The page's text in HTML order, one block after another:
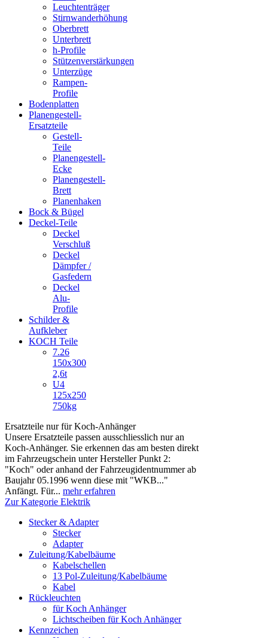
Leuchtenträger
Stirnwanderhöhung
Oberbrett
Unterbrett
h-Profile
Stützenverstärkungen
Unterzüge
Rampen-
Profile
Bodenplatten
Planengestell-
Ersatzteile
Gestell-
Teile
Planengestell-
Ecke
Planengestell-
Brett
Planenhaken
Bock & Bügel
Deckel-Teile
Deckel
Verschluß
Deckel
Dämpfer /
Gasfedern
Deckel
Alu-
Profile
Schilder &
Aufkleber
KOCH Teile
7.26
150x300
2,6t
U4
125x250
750kg
Ersatzteile nur für Koch-Anhänger
Unsere Ersatzteile passen ausschliesslich nur an
Koch-Anhänger. Sie erkennen das am besten direkt
im Fahrzeugschein unter Hersteller Punkt 2:
"Koch" oder anhand der Fahrzeugidentnummer ab
Baujahr 05.1996 wenn diese mit "WKB..."
Anfängt. Für... mehr erfahren
Zur Kategorie Elektrik
Stecker & Adapter
Stecker
Adapter
Zuleitung/Kabelbäume
Kabelschellen
13 Pol-Zuleitung/Kabelbäume
Kabel
Rückleuchten
für Koch Anhänger
Lichtscheiben für Koch Anhänger
Kennzeichen